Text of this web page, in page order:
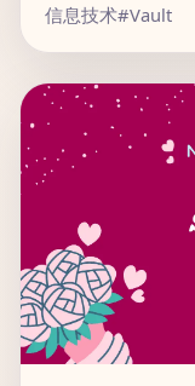
信息技术#Vault